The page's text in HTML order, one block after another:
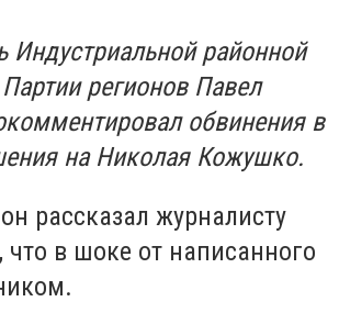
Индустриальной районной
регионов Павел
обвинения в
на Николая Кожушко.
рассказал журналисту
что в шоке от написанного